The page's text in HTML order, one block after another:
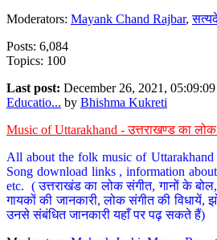
Moderators: Mayank Chand Rajbar,
Posts: 6,084
Topics: 100
Last post: December 26, 2021,
Educatio... by Bhishma Kukreti
Music of Uttarakhand - उत्तराखण्ड का
All about the folk music of
Song download links , information
etc. ( उत्तराखंड का लोक संगीत, गानों के
गायकों की जानकारी, लोक संगीत की विधायें,
उनसे संबंधित जानकारी यहाँ पर पढ़ सकते हैं)